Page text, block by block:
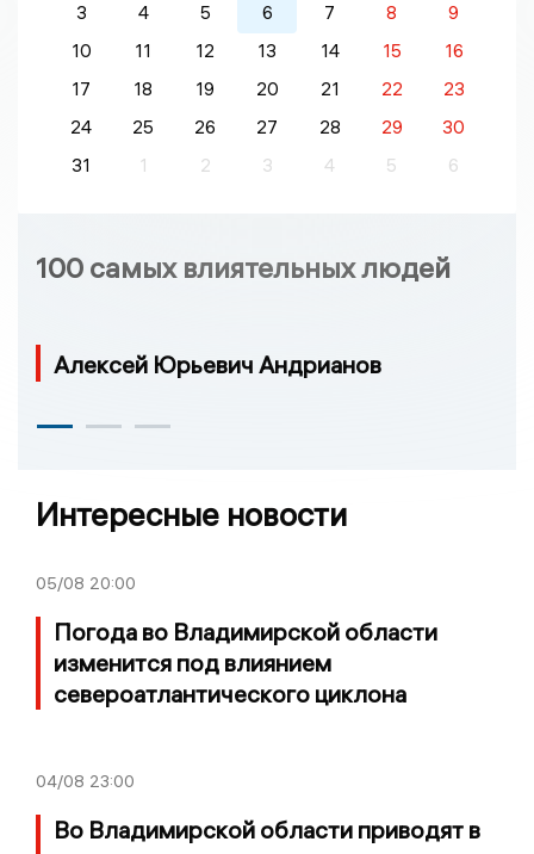
3 4 5 6 7 8
9
10
11 12 13 14 15
16
17
18 19 20 21 22
23
24
25 26 27 28 29
30
31
1 2 3 4 5 6
100 самых влиятельных людей
Алексей Юрьевич Андрианов
Интересные новости
05/08 20:00
Погода во Владимирской области
изменится под влиянием
североатлантического циклона
04/08 23:00
Во Владимирской области приводят в